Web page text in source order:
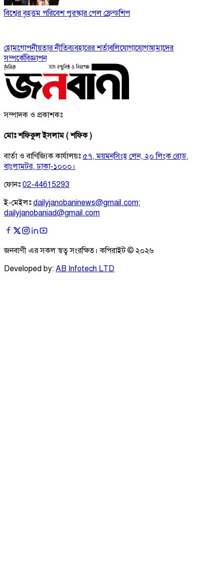
বিশ্বের বৃহত্তম পরিবেশ পুরস্কার পেল ফ্রেন্ডশিপ
হোমগোপনীয়তার নীতিব্যবহারের শর্তাবলিযোগাযোগআমাদের
সম্পর্কেবিজ্ঞাপন
সম্পাদক ও প্রকাশকঃ
মোঃ শফিকুল ইসলাম ( শফিক )
বার্তা ও বাণিজ্যিক কার্যালয়ঃ ৫৭, ময়মনসিংহ লেন, ২০ লিংক রোড,
বাংলামটর, ঢাকা-১০০০।
ফোনঃ 02-44615293
ই-মেইলঃ dailyjanobaninews@gmail.com;
dailyjanobaniad@gmail.com
জনবাণী এর সকল স্বত্ব সংরক্ষিত। কপিরাইট © ২০২৬
Developed by: AB Infotech LTD